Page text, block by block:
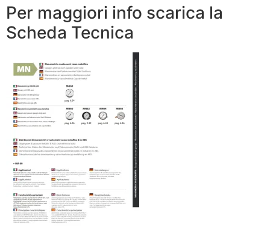
Per maggiori info scarica la
Scheda Tecnica